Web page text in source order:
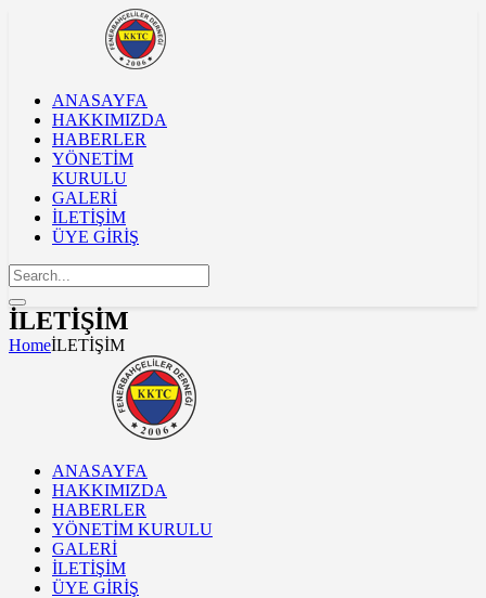
ANASAYFA
HAKKIMIZDA
HABERLER
YÖNETİM
KURULU
GALERİ
İLETİŞİM
ÜYE GİRİŞ
İLETİŞİM
HomeİLETİŞİM
ANASAYFA
HAKKIMIZDA
HABERLER
YÖNETİM KURULU
GALERİ
İLETİŞİM
ÜYE GİRİŞ